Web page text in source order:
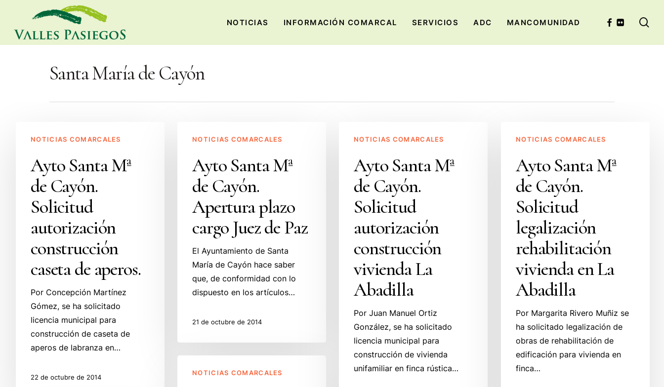
main
content
Hit enter to search or ESC to close
NOTICIAS INFORMACIÓN COMARCAL SERVICIOS ADC MANCOMUNIDAD FACEBOOK
FLICKR
Santa María de Cayón
Santa
Cayón.
autorización
construcción
aperos.
NOTICIAS COMARCALES
Ayto Santa Mª
de Cayón.
Solicitud
autorización
construcción
caseta de aperos.
Por Concepción Martínez
Gómez, se ha solicitado
licencia municipal para
construcción de caseta de
aperos de labranza en…
22 de octubre de 2014
Santa
Cayón.
plazo
cargo
NOTICIAS COMARCALES
Ayto Santa Mª
de Cayón.
Apertura plazo
cargo Juez de Paz
El Ayuntamiento de Santa
María de Cayón hace saber
que, de conformidad con lo
dispuesto en los artículos…
21 de octubre de 2014
Santa
Cayón.
autorización
construcción
Abadilla
NOTICIAS COMARCALES
Ayto Santa Mª
de Cayón.
Solicitud
autorización
construcción
vivienda La
Abadilla
Por Juan Manuel Ortiz
González, se ha solicitado
licencia municipal para
construcción de vivienda
unifamiliar en finca rústica…
Santa
Cayón.
legalización
rehabilitación
vivienda
Abadilla
NOTICIAS COMARCALES
Ayto Santa Mª
de Cayón.
Solicitud
legalización
rehabilitación
vivienda en La
Abadilla
Por Margarita Rivero Muñiz se
ha solicitado legalización de
obras de rehabilitación de
edificación para vivienda en
finca…
SantaNOTICIAS COMARCALES